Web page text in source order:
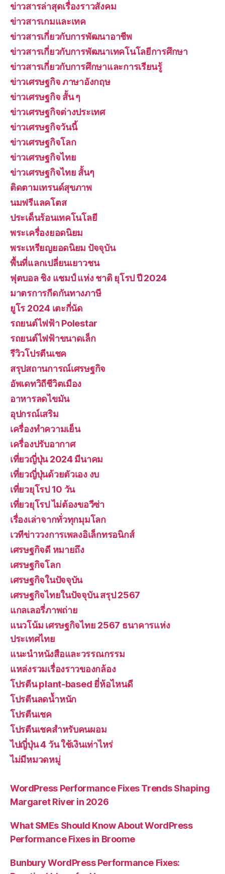
ข่าวสารล่าสุดเรื่องราวสังคม
ข่าวสารเกมและเทค
ข่าวสารเกี่ยวกับการพัฒนาอาชีพ
ข่าวสารเกี่ยวกับการพัฒนาเทคโนโลยีการศึกษา
ข่าวสารเกี่ยวกับการศึกษาและการเรียนรู้
ข่าวเศรษฐกิจ ภาษาอังกฤษ
ข่าวเศรษฐกิจ สั้น ๆ
ข่าวเศรษฐกิจต่างประเทศ
ข่าวเศรษฐกิจวันนี้
ข่าวเศรษฐกิจโลก
ข่าวเศรษฐกิจไทย
ข่าวเศรษฐกิจไทย สั้นๆ
ติดตามเทรนด์สุขภาพ
นมฟรีแลคโตส
ประเด็นร้อนเทคโนโลยี
พระเครื่องยอดนิยม
พระเหรียญยอดนิยม ปัจจุบัน
พื้นที่แลกเปลี่ยนเยาวชน
ฟุตบอล ชิง แชมป์ แห่ง ชาติ ยุโรป ปี 2024
มาตรการกีดกันทางภาษี
ยูโร 2024 เตะกี่นัด
รถยนต์ไฟฟ้า Polestar
รถยนต์ไฟฟ้าขนาดเล็ก
รีวิวโปรตีนเชค
สรุปสถานการณ์เศรษฐกิจ
อัพเดทวิถีชีวิตเมือง
อาหารลดไขมัน
อุปกรณ์เสริม
เครื่องทำความเย็น
เครื่องปรับอากาศ
เที่ยวญี่ปุ่น 2024 มีนาคม
เที่ยวญี่ปุ่นด้วยตัวเอง งบ
เที่ยวยุโรป 10 วัน
เที่ยวยุโรป ไม่ต้องขอวีซ่า
เรื่องเล่าจากทั่วทุกมุมโลก
เวทีข่าววงการเพลงอิเล็กทรอนิกส์
เศรษฐกิจดี หมายถึง
เศรษฐกิจโลก
เศรษฐกิจในปัจจุบัน
เศรษฐกิจไทยในปัจจุบัน สรุป 2567
แกลเลอรี่ภาพถ่าย
แนวโน้ม เศรษฐกิจไทย 2567 ธนาคารแห่ง
ประเทศไทย
แนะนำหนังสือและวรรณกรรม
แหล่งรวมเรื่องราวของกล้อง
โปรตีน plant-based ยี่ห้อไหนดี
โปรตีนลดน้ำหนัก
โปรตีนเชค
โปรตีนเชคสำหรับคนผอม
ไปญี่ปุ่น 4 วัน ใช้เงินเท่าไหร่
ไม่มีหมวดหมู่
WordPress Performance Fixes Trends Shaping
Margaret River in 2026
What SMEs Should Know About WordPress
Performance Fixes in Broome
Bunbury WordPress Performance Fixes: